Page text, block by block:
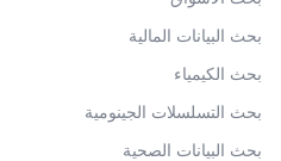
بحث البيانات المالية
بحث الكيمياء
بحث التسلسلات الجينومية
بحث البيانات الصحية